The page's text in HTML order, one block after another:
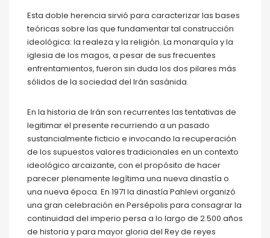
Esta doble herencia sirvió para caracterizar las bases
teóricas sobre las que fundamentar tal construcción
ideológica: la realeza y la religión. La monarquía y la
iglesia de los magos, a pesar de sus frecuentes
enfrentamientos, fueron sin duda los dos pilares más
sólidos de la sociedad del Irán sasánida.
En la historia de Irán son recurrentes las tentativas de
legitimar el presente recurriendo a un pasado
sustancialmente ficticio e invocando la recuperación
de los supuestos valores tradicionales en un contexto
ideológico arcaizante, con el propósito de hacer
parecer plenamente legítima una nueva dinastía o
una nueva época. En 1971 la dinastía Pahlevi organizó
una gran celebración en Persépolis para consagrar la
continuidad del imperio persa a lo largo de 2.500 años
de historia y para mayor gloria del Rey de reyes